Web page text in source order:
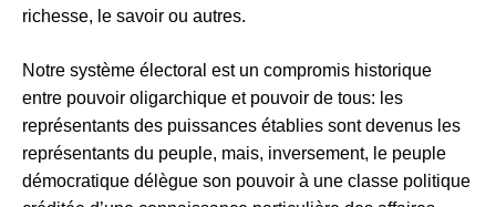
richesse, le savoir ou autres.
Notre système électoral est un compromis historique
entre pouvoir oligarchique et pouvoir de tous: les
représentants des puissances établies sont devenus les
représentants du peuple, mais, inversement, le peuple
démocratique délègue son pouvoir à une classe politique